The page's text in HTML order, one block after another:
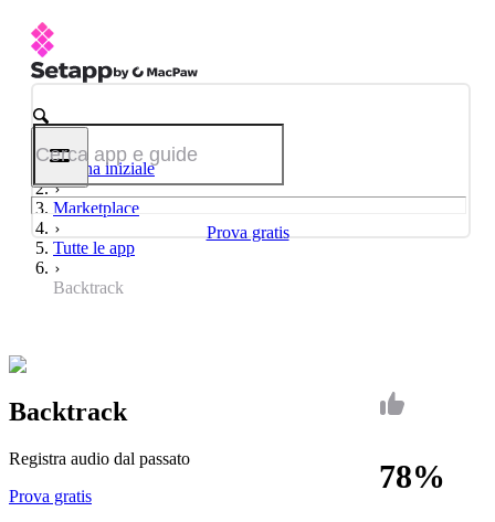
Prova gratis
Pagina iniziale
Marketplace
Tutte le app
Backtrack
78%
Backtrack
Registra audio dal passato
Prova gratis